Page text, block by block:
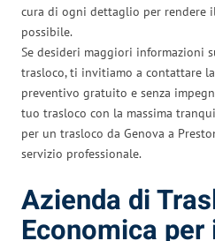
cura di ogni dettaglio per rendere
possibile.
Se desideri maggiori informazioni
trasloco, ti invitiamo a contattare
preventivo gratuito e senza
tuo trasloco con la massima
per un trasloco da Genova a
servizio professionale.
Azienda di
Economica